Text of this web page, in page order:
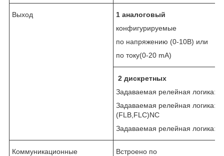
Выход
1 аналоговый
конфигурируемые
по напряжению (0-10B) или
по току(0-20 mA)
2 дискретных
Задаваемая релейная
Задаваемая релейная логика:
(FLB,FLC)NC
Задаваемая релейная
Коммуникационные
Встроено по